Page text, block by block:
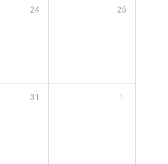
24 25
31 1